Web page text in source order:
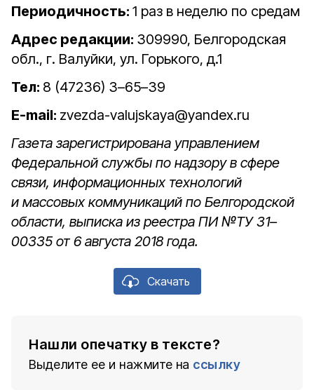
Периодичность: 1 раз в неделю по средам
Адрес редакции: 309990, Белгородская
обл., г. Валуйки, ул. Горького, д.1
Тел: 8 (47236) 3–65–39
E-mail: zvezda-valujskaya@yandex.ru
Газета зарегистрирована управлением
Федеральной службы по надзору в сфере
связи, информационных технологий
и массовых коммуникаций по Белгородской
области, выписка из реестра ПИ №ТУ 31–
00335 от 6 августа 2018 года.
Скачать
Нашли опечатку в тексте?
Выделите ее и нажмите на ссылку